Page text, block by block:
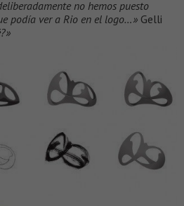
no hemos puesto
podía ver a Rio en el logo…» Gelli